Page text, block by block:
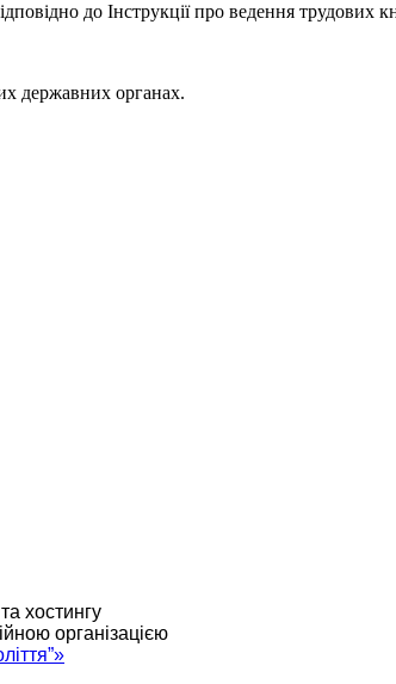
до Інструкції про ведення трудових
державних органах.
хостингу
організацією